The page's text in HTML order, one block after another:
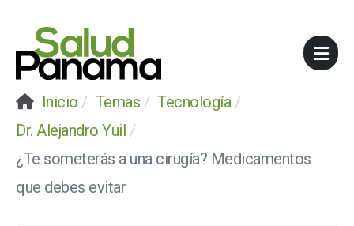
Inicio Temas
Tecnología
Dr. Alejandro Yuil
¿Te someterás a una cirugía? Medicamentos
que debes evitar